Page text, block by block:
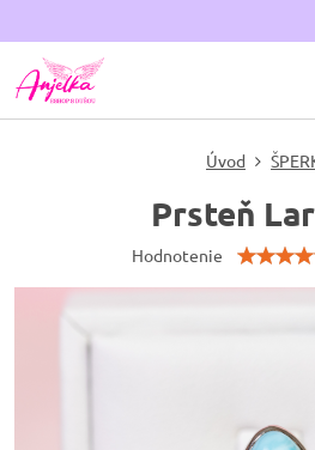
Úvod
Prsteň
Hodnotenie